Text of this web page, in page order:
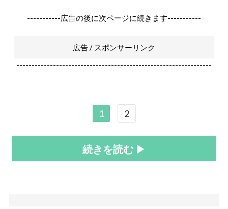
-----------広告の後に次ページに続きます-----------
広告 / スポンサーリンク
----------------------------------------------------------------
1 2
続きを読む ▶